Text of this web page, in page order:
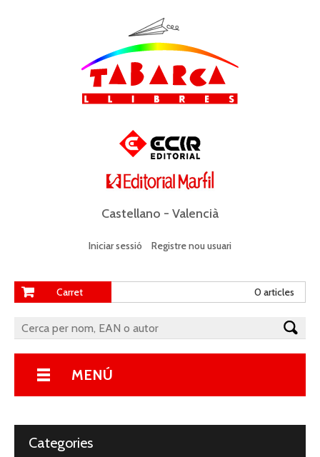
Castellano - Valencià
Iniciar sessió Registre nou usuari
Carret 0 articles
MENÚ
Categories